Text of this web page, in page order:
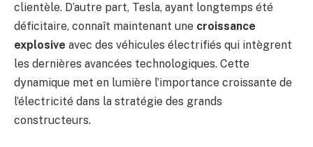
clientèle. D’autre part, Tesla, ayant longtemps été
déficitaire, connaît maintenant une croissance
explosive avec des véhicules électrifiés qui intègrent
les dernières avancées technologiques. Cette
dynamique met en lumière l’importance croissante de
l’électricité dans la stratégie des grands
constructeurs.